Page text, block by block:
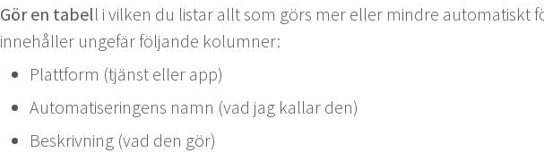
Gör en tabell i vilken du lis­tar allt som görs mer eller min­dre automa­tiskt
innehåller unge­fär föl­jande kolumner:
Plat­tform (tjänst eller app)
Automa­tis­erin­gens namn (vad jag kallar den)
Beskrivn­ing (vad den gör)